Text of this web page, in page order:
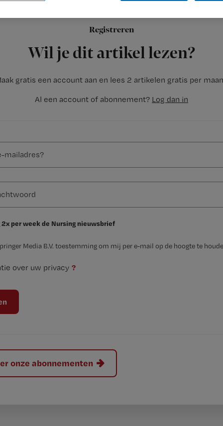
Registreren
Wil je dit artikel lezen?
gratis een account aan en lees 2 artikelen gratis per
Al een account of abonnement? Log dan in
2x per week de Nursing nieuwsbrief
Media B.V. toestemming om mij per e-mail op de hoogte te
over uw privacy ?
onze abonnementen